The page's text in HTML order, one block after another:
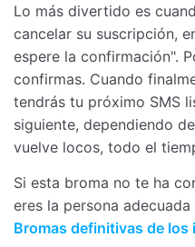
Lo más divertido es
cancelar su suscripción,
espere la confirmación".
confirmas. Cuando
tendrás tu próximo SMS
siguiente, dependiendo
vuelve locos, todo el
Si esta broma no te ha
eres la persona
Bromas definitivas de los